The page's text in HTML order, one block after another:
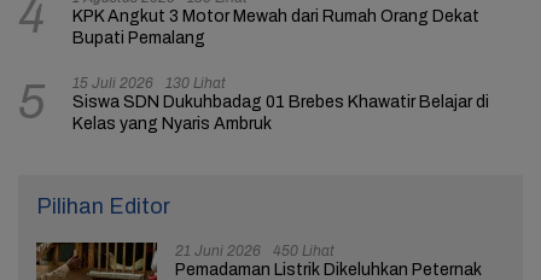
4
KPK Angkut 3 Motor Mewah dari Rumah Orang Dekat
Bupati Pemalang
5 15 Juli 2026 130 Lihat
Siswa SDN Dukuhbadag 01 Brebes Khawatir Belajar di
Kelas yang Nyaris Ambruk
Pilihan Editor
21 Juni 2026 450 Lihat
Pemadaman Listrik Dikeluhkan Peternak